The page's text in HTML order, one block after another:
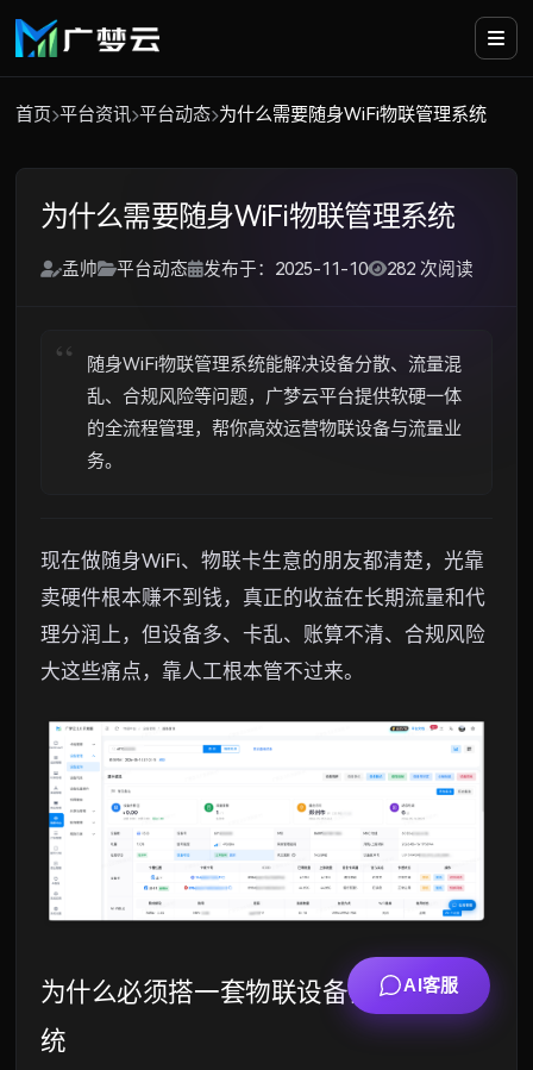
首页 平台资讯 平台动态 为什么需要随身WiFi物联管理系统
为什么需要随身WiFi物联管理系统
孟帅 平台动态 发布于：2025-11-10 282 次阅读
随身WiFi物联管理系统能解决设备分散、流量混
乱、合规风险等问题，广梦云平台提供软硬一体
的全流程管理，帮你高效运营物联设备与流量业
务。
现在做随身WiFi、物联卡生意的朋友都清楚，光靠
卖硬件根本赚不到钱，真正的收益在长期流量和代
理分润上，但设备多、卡乱、账算不清、合规风险
大这些痛点，靠人工根本管不过来。
为什么必须搭一套物联设备销售管理系
统
AI客服